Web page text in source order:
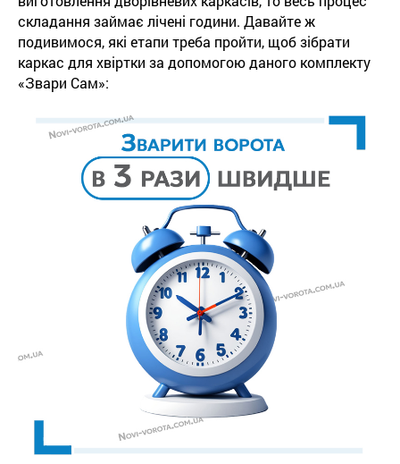
складання займає лічені години. Давайте ж
подивимося, які етапи треба пройти, щоб зібрати
каркас для хвіртки за допомогою даного комплекту
«Звари Сам»: